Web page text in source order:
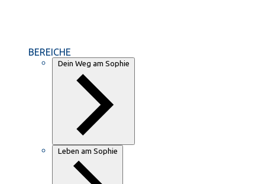
BEREICHE
Dein Weg am Sophie
Leben am Sophie